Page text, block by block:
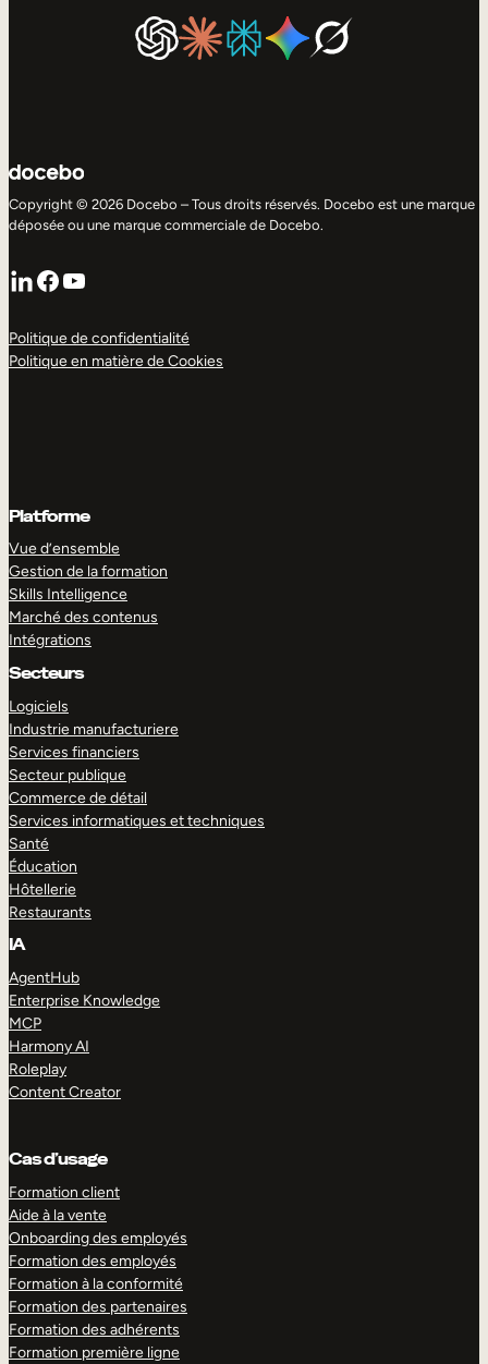
Copyright © 2026 Docebo – Tous droits réservés. Docebo est une marque
déposée ou une marque commerciale de Docebo.
LinkedIn
Facebook
YouTube
Politique de confidentialité
Politique en matière de Cookies
Platforme
Vue d’ensemble
Gestion de la formation
Skills Intelligence
Marché des contenus
Intégrations
Secteurs
Logiciels
Industrie manufacturiere
Services financiers
Secteur publique
Commerce de détail
Services informatiques et techniques
Santé
Éducation
Hôtellerie
Restaurants
IA
AgentHub
Enterprise Knowledge
MCP
Harmony AI
Roleplay
Content Creator
Cas d’usage
Formation client
Aide à la vente
Onboarding des employés
Formation des employés
Formation à la conformité
Formation des partenaires
Formation des adhérents
Formation première ligne